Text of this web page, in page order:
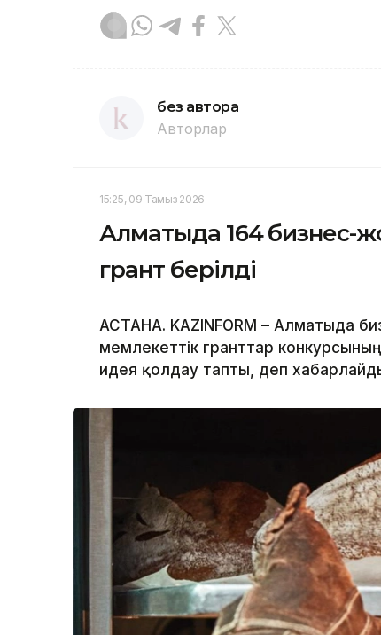
без автора
Авторлар
15:25, 09 Тамыз 2026
Алматыда 164 бизнес-
грант берілді
АСТАНА. KAZINFORM – Алматыда
мемлекеттік гранттар
идея қолдау тапты, деп хабарлайды